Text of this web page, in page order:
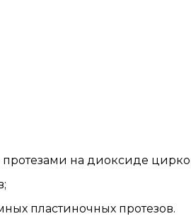
на диоксиде
пластиночных протезов.